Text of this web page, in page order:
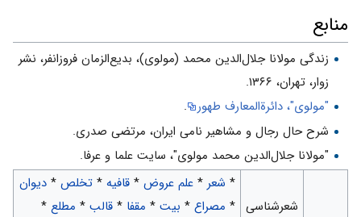
منابع
زندگی مولانا جلال‌الدین محمد (مولوی)، بدیع‌الزمان فروزانفر، نشر
زوار، تهران، ۱۳۶۶.
"مولوی"، دائرةالمعارف طهور .
شرح حال رجال و مشاهیر نامی ایران، مرتضی صدری.
"مولانا جلال‌الدین محمد مولوی"، سایت علما و عرفا.
شعرشناسی
* شعر* علم عروض* قافیه* تخلص* دیوان
* مصراع* بیت* مقفا * قالب* مطلع*